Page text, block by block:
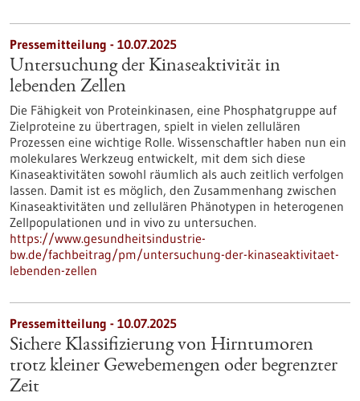
Pressemitteilung - 10.07.2025
Untersuchung der Kinaseaktivität in
lebenden Zellen
Die Fähigkeit von Proteinkinasen, eine Phosphatgruppe auf
Zielproteine zu übertragen, spielt in vielen zellulären
Prozessen eine wichtige Rolle. Wissenschaftler haben nun ein
molekulares Werkzeug entwickelt, mit dem sich diese
Kinaseaktivitäten sowohl räumlich als auch zeitlich verfolgen
lassen. Damit ist es möglich, den Zusammenhang zwischen
Kinaseaktivitäten und zellulären Phänotypen in heterogenen
Zellpopulationen und in vivo zu untersuchen.
https://www.gesundheitsindustrie-
bw.de/fachbeitrag/pm/untersuchung-der-kinaseaktivitaet-
lebenden-zellen
Pressemitteilung - 10.07.2025
Sichere Klassifizierung von Hirntumoren
trotz kleiner Gewebemengen oder begrenzter
Zeit